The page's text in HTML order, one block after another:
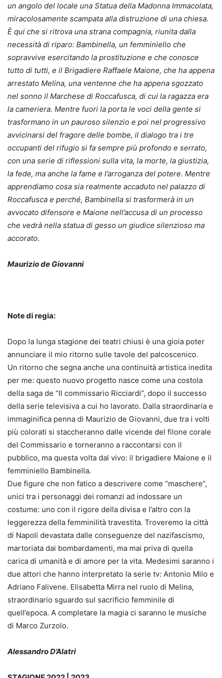
un angolo del locale una Statua della Madonna Immacolata,
miracolosamente scampata alla distruzione di una chiesa.
È qui che si ritrova una strana compagnia, riunita dalla
necessità di riparo: Bambinella, un femminiello che
sopravvive esercitando la prostituzione e che conosce
tutto di tutti, e il Brigadiere Raffaele Maione, che ha appena
arrestato Melina, una ventenne che ha appena sgozzato
nel sonno il Marchese di Roccafusca, di cui la ragazza era
la cameriera. Mentre fuori la porta le voci della gente si
trasformano in un pauroso silenzio e poi nel progressivo
avvicinarsi del fragore delle bombe, il dialogo tra i tre
occupanti del rifugio si fa sempre più profondo e serrato,
con una serie di riflessioni sulla vita, la morte, la giustizia,
la fede, ma anche la fame e l’arroganza del potere. Mentre
apprendiamo cosa sia realmente accaduto nel palazzo di
Roccafusca e perché, Bambinella si trasformerà in un
avvocato difensore e Maione nell’accusa di un processo
che vedrà nella statua di gesso un giudice silenzioso ma
accorato.
Maurizio de Giovanni
Note di regia:
Dopo la lunga stagione dei teatri chiusi è una gioia poter
annunciare il mio ritorno sulle tavole del palcoscenico.
Un ritorno che segna anche una continuità artistica inedita
per me: questo nuovo progetto nasce come una costola
della saga de “Il commissario Ricciardi”, dopo il successo
della serie televisiva a cui ho lavorato. Dalla straordinaria e
immaginifica penna di Maurizio de Giovanni, due tra i volti
più colorati si staccheranno dalle vicende del filone corale
del Commissario e torneranno a raccontarsi con il
pubblico, ma questa volta dal vivo: il brigadiere Maione e il
femminiello Bambinella.
Due figure che non fatico a descrivere come “maschere”,
unici tra i personaggi dei romanzi ad indossare un
costume: uno con il rigore della divisa e l’altro con la
leggerezza della femminilità travestita. Troveremo la città
di Napoli devastata dalle conseguenze del nazifascismo,
martoriata dai bombardamenti, ma mai priva di quella
carica di umanità e di amore per la vita. Medesimi saranno i
due attori che hanno interpretato la serie tv: Antonio Milo e
Adriano Falivene. Elisabetta Mirra nel ruolo di Melina,
straordinario sguardo sul sacrificio femminile di
quell’epoca. A completare la magia ci saranno le musiche
di Marco Zurzolo.
Alessandro D’Alatri